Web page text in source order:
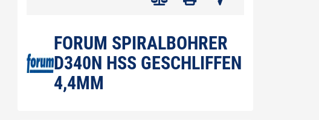
FORUM SPIRALBOHRER
D340N HSS GESCHLIFFEN
4,4MM